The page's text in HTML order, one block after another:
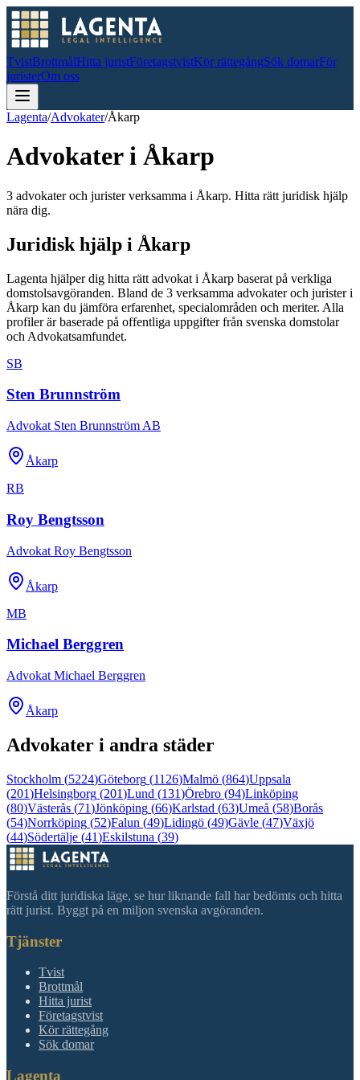
TvistBrottmålHitta juristFöretagstvistKör rättegångSök domarFör
juristerOm oss
Lagenta/Advokater/Åkarp
Advokater i Åkarp
3 advokater och jurister verksamma i Åkarp. Hitta rätt juridisk hjälp
nära dig.
Juridisk hjälp i Åkarp
Lagenta hjälper dig hitta rätt advokat i Åkarp baserat på verkliga
domstolsavgöranden. Bland de 3 verksamma advokater och jurister i
Åkarp kan du jämföra erfarenhet, specialområden och meriter. Alla
profiler är baserade på offentliga uppgifter från svenska domstolar
och Advokatsamfundet.
SB
Sten Brunnström
Advokat Sten Brunnström AB
Åkarp
RB
Roy Bengtsson
Advokat Roy Bengtsson
Åkarp
MB
Michael Berggren
Advokat Michael Berggren
Åkarp
Advokater i andra städer
Stockholm (5224)Göteborg (1126)Malmö (864)Uppsala
(201)Helsingborg (201)Lund (131)Örebro (94)Linköping
(80)Västerås (71)Jönköping (66)Karlstad (63)Umeå (58)Borås
(54)Norrköping (52)Falun (49)Lidingö (49)Gävle (47)Växjö
(44)Södertälje (41)Eskilstuna (39)
Förstå ditt juridiska läge, se hur liknande fall har bedömts och hitta
rätt jurist. Byggt på en miljon svenska avgöranden.
Tjänster
Tvist
Brottmål
Hitta jurist
Företagstvist
Kör rättegång
Sök domar
Lagenta